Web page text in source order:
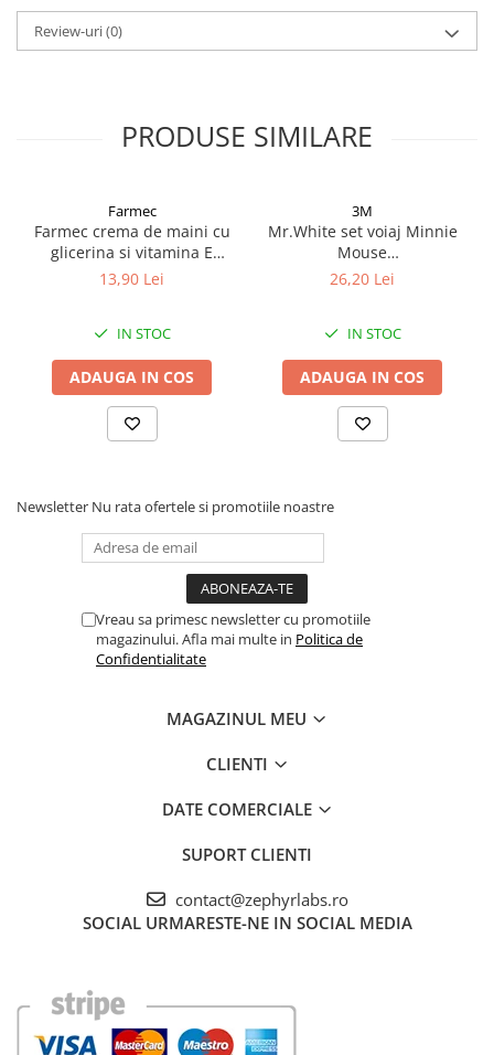
Review-uri(0)
PRODUSE SIMILARE
Farmec
Farmec crema de maini cu
glicerina si vitamina E
150ml Zephyr Labs
13,90 Lei
IN STOC
ADAUGA IN COS
3M
Mr.White set voiaj Minnie
Mouse
periuta+pahar+pasta dinti
26,20 Lei
IN STOC
ADAUGA IN COS
Newsletter Nu rata ofertele si promotiile noastre
Vreau sa primesc newsletter cu promotiile
magazinului. Afla mai multe in Politica de
Confidentialitate
MAGAZINUL MEU
CLIENTI
DATE COMERCIALE
SUPORT CLIENTI
contact@zephyrlabs.ro
SOCIAL URMARESTE-NE IN SOCIAL MEDIA